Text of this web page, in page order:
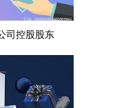
司控股股东